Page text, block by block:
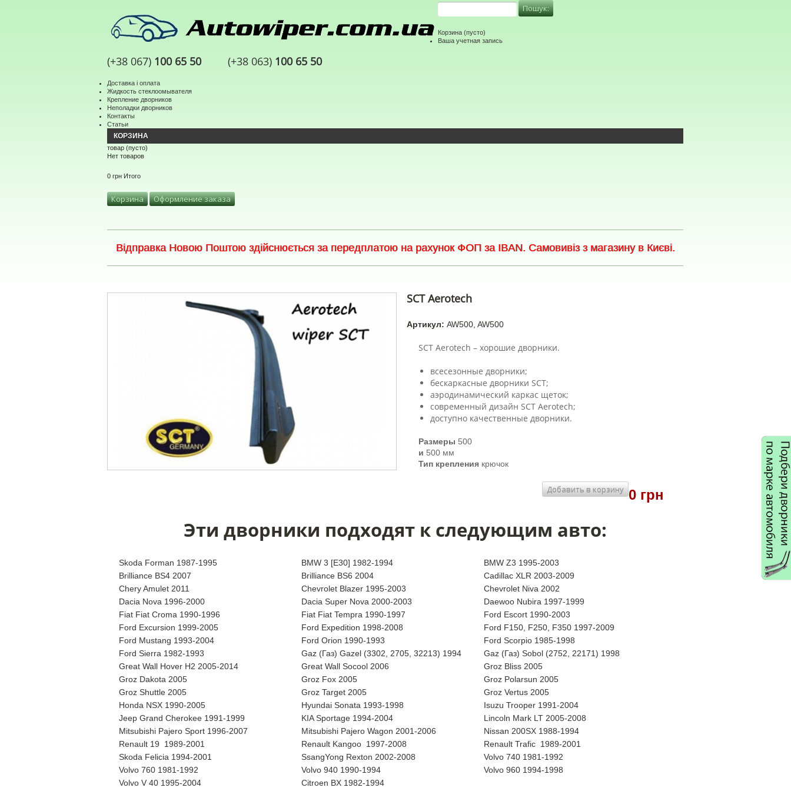
(+38 067) 100 65 50 (+38 063) 100 65 50
Корзина (пусто)
Ваша учетная запись
Доставка і оплата
Жидкость стеклоомывателя
Крепление дворников
Неполадки дворников
Контакты
Статьи
КОРЗИНА
товар (пусто)
Нет товаров
0 грн Итого
Корзина Оформление заказа
Відправка Новою Поштою здійснюється за передплатою на рахунок ФОП за IBAN. Самовивіз з магазину в Києві.
SCT Aerotech
Артикул:AW500, AW500
SCT Aerotech – хорошие дворники.
всесезонные дворники;
бескаркасные дворники SCT;
аэродинамический каркас щеток;
современный дизайн SCT Aerotech;
доступно качественные дворники.
Размеры 500
и 500 мм
Тип крепления крючок
Добавить в корзину 0 грн
Эти дворники подходят к следующим авто:
Skoda Forman 1987-1995 BMW 3 [E30] 1982-1994
BMW Z3 1995-2003
Brilliance BS4 2007
Brilliance BS6 2004
Cadillac XLR 2003-2009
Chery Amulet 2011
Chevrolet Blazer 1995-2003
Chevrolet Niva 2002
Dacia Nova 1996-2000
Dacia Super Nova 2000-2003
Daewoo Nubira 1997-1999
Fiat Fiat Croma 1990-1996
Fiat Fiat Tempra 1990-1997
Ford Escort 1990-2003
Ford Excursion 1999-2005
Ford Expedition 1998-2008
Ford F150, F250, F350 1997-2009
Ford Mustang 1993-2004
Ford Orion 1990-1993
Ford Scorpio 1985-1998
Ford Sierra 1982-1993
Gaz (Газ) Gazel (3302, 2705, 32213) 1994
Gaz (Газ) Sobol (2752, 22171) 1998
Great Wall Hover H2 2005-2014
Great Wall Socool 2006
Groz Bliss 2005
Groz Dakota 2005
Groz Fox 2005
Groz Polarsun 2005
Groz Shuttle 2005
Groz Target 2005
Groz Vertus 2005
Honda NSX 1990-2005
Hyundai Sonata 1993-1998
Isuzu Trooper 1991-2004
Jeep Grand Cherokee 1991-1999
KIA Sportage 1994-2004
Lincoln Mark LT 2005-2008
Mitsubishi Pajero Sport 1996-2007
Mitsubishi Pajero Wagon 2001-2006
Nissan 200SX 1988-1994
Renault 19 1989-2001
Renault Kangoo 1997-2008
Renault Trafic 1989-2001
Skoda Felicia 1994-2001
SsangYong Rexton 2002-2008
Volvo 740 1981-1992
Volvo 760 1981-1992
Volvo 940 1990-1994
Volvo 960 1994-1998
Volvo V 40 1995-2004
Citroen BX 1982-1994